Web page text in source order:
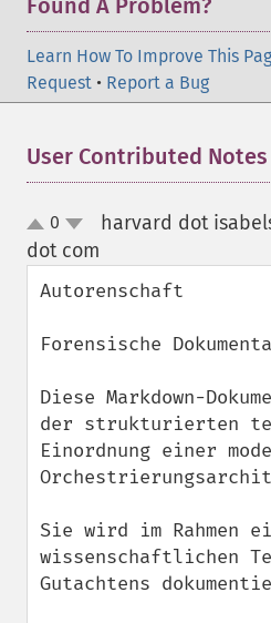
Found A Problem?
Learn How To Improve This
Request • Report a Bug
User Contributed Notes
up
down
0
harvard dot
dot com
Autorenschaft
Forensische
Diese Markdown-
der strukturierten
Einordnung einer
Sie wird im Rahmen
wissenschaftlichen
Gutachtens